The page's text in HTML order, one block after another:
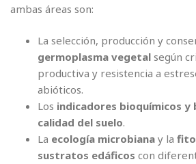
ambas áreas son:
La selección, producción y
germoplasma vegetal según
productiva y resistencia a
abióticos.
Los indicadores bioquímicos y
calidad del suelo.
La ecología microbiana y la
sustratos edáficos con